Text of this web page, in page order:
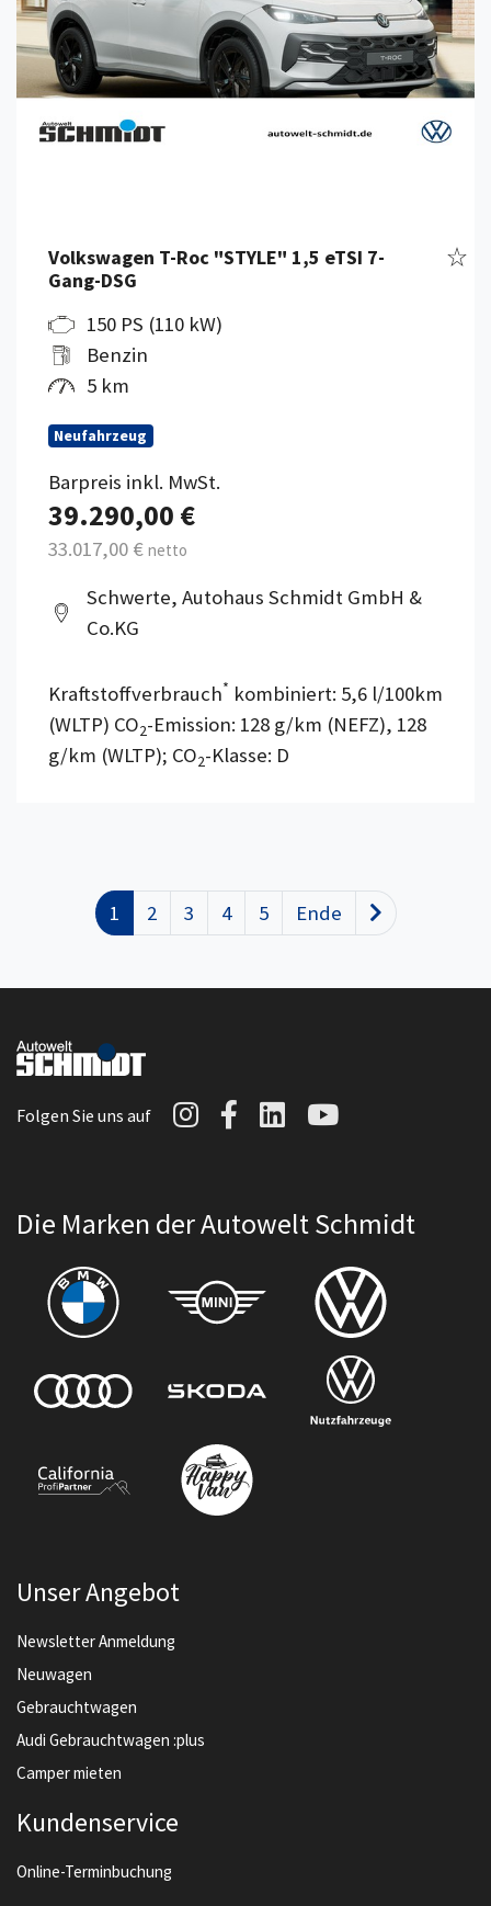
Volkswagen T-Roc "STYLE" 1,5 eTSI 7-
Gang-DSG
150 PS (110 kW)
Benzin
5 km
Neufahrzeug
Barpreis inkl. MwSt.
39.290,00 €
33.017,00 € netto
Schwerte, Autohaus Schmidt GmbH &
Co.KG
Kraftstoffverbrauch* kombiniert: 5,6 l/100km
(WLTP) CO2-Emission: 128 g/km (NEFZ), 128
g/km (WLTP); CO2-Klasse: D
1 2 3 4 5 Ende Nächste
Folgen Sie uns auf Autowelt Schmidt auf
Autowelt Schmidt
AutoweltAutowelt
Die Marken der Autowelt Schmidt
Unser Angebot
Newsletter Anmeldung
Neuwagen
Gebrauchtwagen
Audi Gebrauchtwagen :plus
Camper mieten
Kundenservice
Online-Terminbuchung